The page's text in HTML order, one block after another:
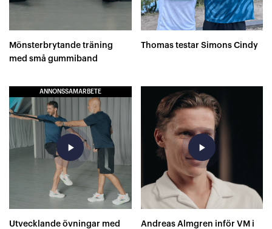
Mönsterbrytande träning
med små gummiband
Thomas testar Simons Cindy
ANNONSSAMARBETE
play_arrow
Utvecklande övningar med
play_arrow
Andreas Almgren inför VM i